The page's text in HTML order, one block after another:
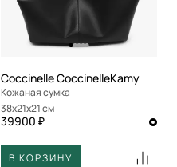
Coccinelle CoccinelleKamy
Кожаная сумка
38x21x21 см
39900 ₽
В КОРЗИНУ